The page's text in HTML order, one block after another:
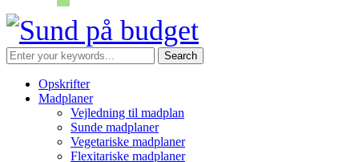
Opskrifter
Madplaner
Vejledning til madplan
Sunde madplaner
Vegetariske madplaner
Flexitariske madplaner